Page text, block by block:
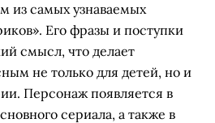
из самых узнаваемых
Его фразы и поступки
смысл, что делает
не только для детей, но и
Персонаж появляется в
сериала, а также в